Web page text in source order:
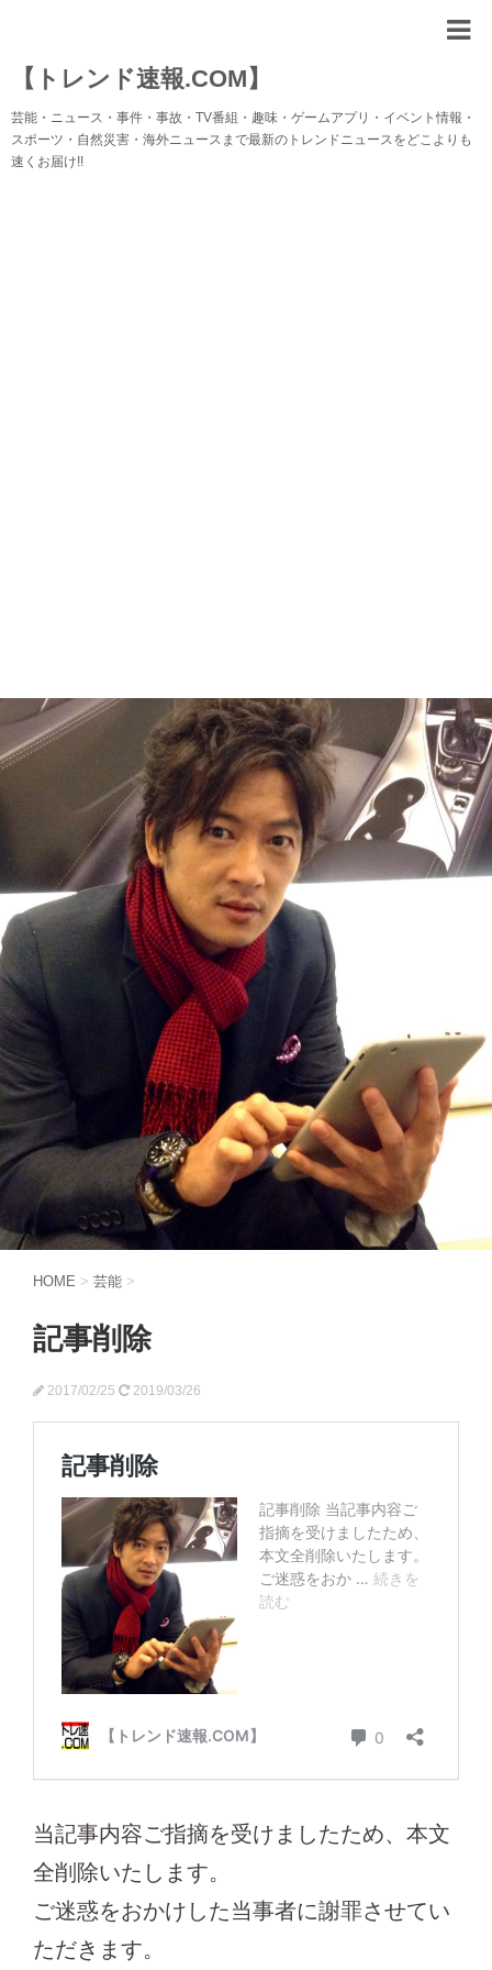
【トレンド速報.COM】
芸能・ニュース・事件・事故・TV番組・趣味・ゲームアプリ・イベント情報・
スポーツ・自然災害・海外ニュースまで最新のトレンドニュースをどこよりも
速くお届け!!
HOME > 芸能 >
記事削除
2017/02/25 2019/03/26
当記事内容ご指摘を受けましたため、本文
全削除いたします。
ご迷惑をおかけした当事者に謝罪させてい
ただきます。